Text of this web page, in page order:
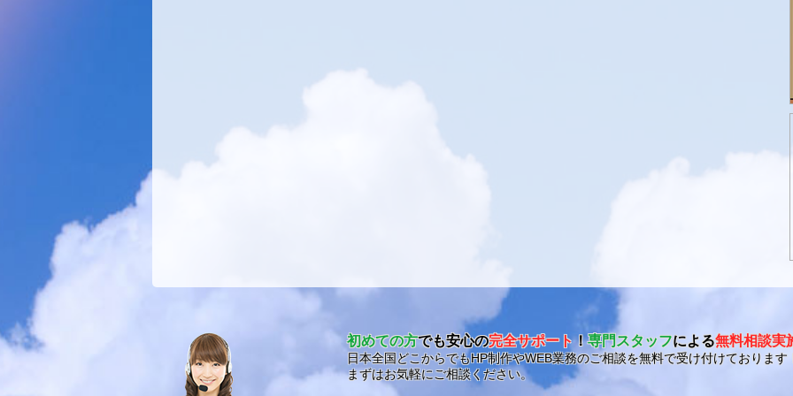
初めての方でも安心の完全サポート！専門スタッフによる無料相談実
日本全国どこからでもHP制作やWEB業務のご相談を無料で受け付けております
まずはお気軽にご相談ください。